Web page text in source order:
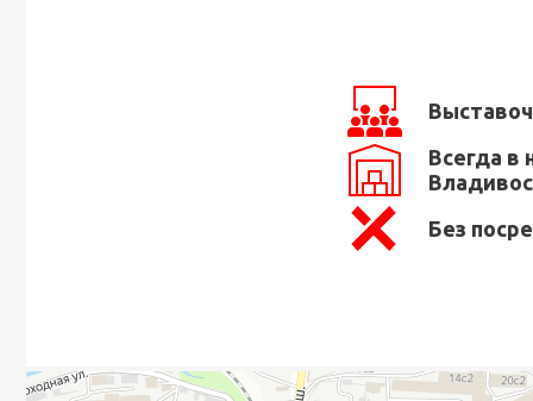
Всегда в
Без